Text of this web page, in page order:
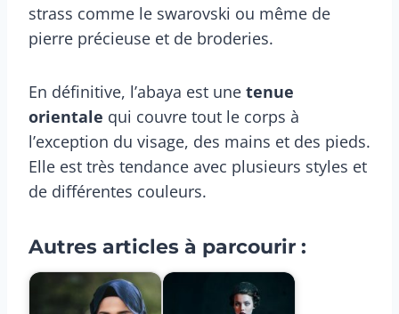
strass comme le swarovski ou même de
pierre précieuse et de broderies.
En définitive, l’abaya est une tenue
orientale qui couvre tout le corps à
l’exception du visage, des mains et des pieds.
Elle est très tendance avec plusieurs styles et
de différentes couleurs.
Autres articles à parcourir :